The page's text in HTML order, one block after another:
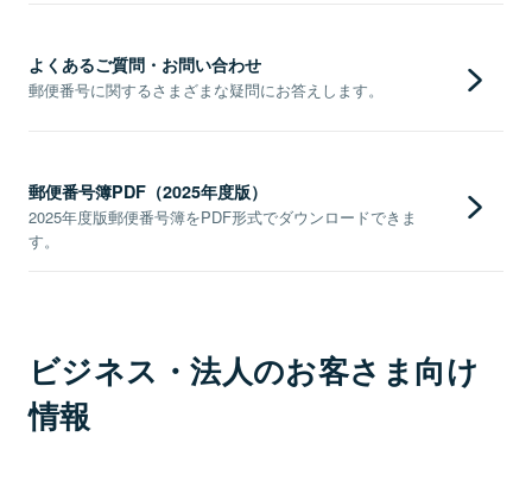
よくあるご質問・お問い合わせ
郵便番号に関するさまざまな疑問にお答えします。
郵便番号簿PDF（2025年度版）
2025年度版郵便番号簿をPDF形式でダウンロードできま
す。
ビジネス・法人のお客さま向け
情報